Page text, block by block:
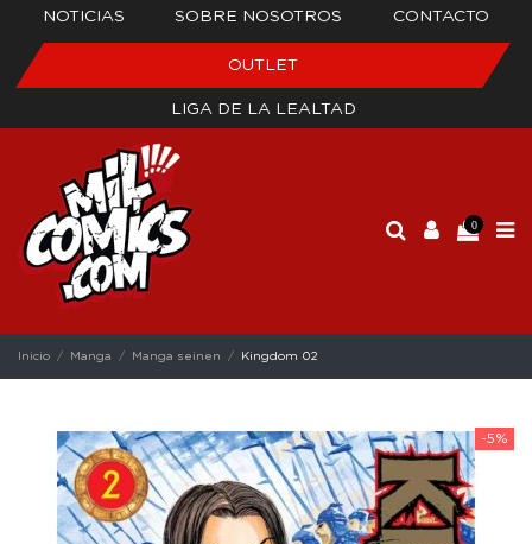
NOTICIAS SOBRE NOSOTROS CONTACTO
OUTLET
LIGA DE LA LEALTAD
0
Inicio Manga Manga seinen Kingdom 02
-5%